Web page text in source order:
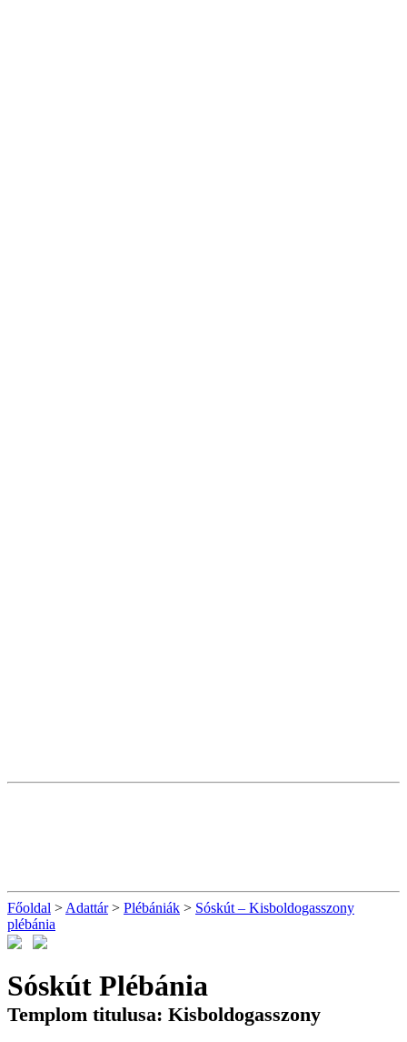
Főoldal > Adattár> Plébániák > Sóskút – Kisboldogasszony
plébánia
Sóskút Plébánia
Templom titulusa: Kisboldogasszony